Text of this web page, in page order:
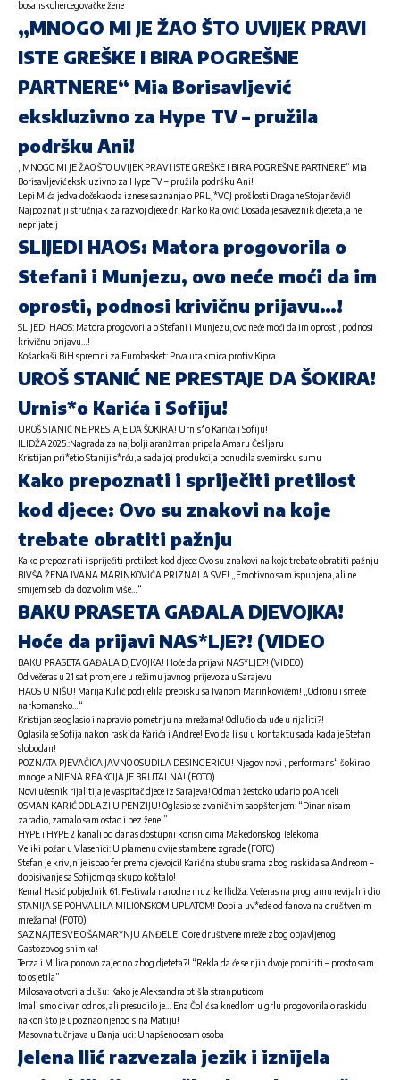
bosanskohercegovačke žene
„MNOGO MI JE ŽAO ŠTO UVIJEK PRAVI
ISTE GREŠKE I BIRA POGREŠNE
PARTNERE“ Mia Borisavljević
ekskluzivno za Hype TV – pružila
podršku Ani!
„MNOGO MI JE ŽAO ŠTO UVIJEK PRAVI ISTE GREŠKE I BIRA POGREŠNE PARTNERE“ Mia
Borisavljević ekskluzivno za Hype TV – pružila podršku Ani!
Lepi Mića jedva dočekao da iznese saznanja o PRLJ*VOJ prošlosti Dragane Stojančević!
Najpoznatiji stručnjak za razvoj djece dr. Ranko Rajović: Dosada je saveznik djeteta, a ne
neprijatelj
SLIJEDI HAOS: Matora progovorila o
Stefani i Munjezu, ovo neće moći da im
oprosti, podnosi krivičnu prijavu…!
SLIJEDI HAOS: Matora progovorila o Stefani i Munjezu, ovo neće moći da im oprosti, podnosi
krivičnu prijavu…!
Košarkaši BiH spremni za Eurobasket: Prva utakmica protiv Kipra
UROŠ STANIĆ NE PRESTAJE DA ŠOKIRA!
Urnis*o Karića i Sofiju!
UROŠ STANIĆ NE PRESTAJE DA ŠOKIRA! Urnis*o Karića i Sofiju!
ILIDŽA 2025.:Nagrada za najbolji aranžman pripala Amaru Češljaru
Kristijan pri*etio Staniji s*rću, a sada joj produkcija ponudila svemirsku sumu
Kako prepoznati i spriječiti pretilost
kod djece: Ovo su znakovi na koje
trebate obratiti pažnju
Kako prepoznati i spriječiti pretilost kod djece: Ovo su znakovi na koje trebate obratiti pažnju
BIVŠA ŽENA IVANA MARINKOVIĆA PRIZNALA SVE! „Emotivno sam ispunjena, ali ne
smijem sebi da dozvolim više…“
BAKU PRASETA GAĐALA DJEVOJKA!
Hoće da prijavi NAS*LJE?! (VIDEO
BAKU PRASETA GAĐALA DJEVOJKA! Hoće da prijavi NAS*LJE?! (VIDEO)
Od večeras u 21 sat promjene u režimu javnog prijevoza u Sarajevu
HAOS U NIŠU! Marija Kulić podijelila prepisku sa Ivanom Marinkovićem! „Odronu i smeće
narkomansko…“
Kristijan se oglasio i napravio pometnju na mrežama! Odlučio da uđe u rijaliti?!
Oglasila se Sofija nakon raskida Karića i Andree! Evo da li su u kontaktu sada kada je Stefan
slobodan!
POZNATA PJEVAČICA JAVNO OSUDILA DESINGERICU! Njegov novi „performans“ šokirao
mnoge, a NJENA REAKCIJA JE BRUTALNA! (FOTO)
Novi učesnik rijalitija je vaspitač djece iz Sarajeva! Odmah žestoko udario po Anđeli
OSMAN KARIĆ ODLAZI U PENZIJU! Oglasio se zvaničnim saopštenjem: “Dinar nisam
zaradio, zamalo sam ostao i bez žene!”
HYPE i HYPE 2 kanali od danas dostupni korisnicima Makedonskog Telekoma
Veliki požar u Vlasenici: U plamenu dvije stambene zgrade (FOTO)
Stefan je kriv, nije ispao fer prema djevojci! Karić na stubu srama zbog raskida sa Andreom –
dopisivanje sa Sofijom ga skupo koštalo!
Kemal Hasić pobjednik 61. Festivala narodne muzike Ilidža: Večeras na programu revijalni dio
STANIJA SE POHVALILA MILIONSKOM UPLATOM! Dobila uv*ede od fanova na društvenim
mrežama! (FOTO)
SAZNAJTE SVE O ŠAMAR*NJU ANĐELE! Gore društvene mreže zbog objavljenog
Gastozovog snimka!
Terza i Milica ponovo zajedno zbog djeteta?! “Rekla da će se njih dvoje pomiriti – prosto sam
to osjetila”
Milosava otvorila dušu: Kako je Aleksandra otišla stranputicom
Imali smo divan odnos, ali presudilo je… Ena Čolić sa knedlom u grlu progovorila o raskidu
nakon što je upoznao njenog sina Matiju!
Masovna tučnjava u Banjaluci: Uhapšeno osam osoba
Jelena Ilić razvezala jezik i iznijela